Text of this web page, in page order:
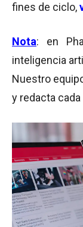
fines de ciclo,
Nota: en
inteligencia
Nuestro
y redacta cada